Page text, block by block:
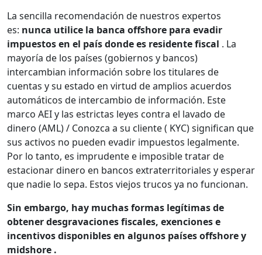
La sencilla recomendación de nuestros expertos
es: nunca utilice la banca offshore para evadir
impuestosen el país donde es residente fiscal . La
mayoría de los países (gobiernos y bancos)
intercambian información sobre los titulares de
cuentas y su estado en virtud de amplios acuerdos
automáticos de intercambio de información. Este
marco AEI y las estrictas leyes contra el lavado de
dinero (AML) / Conozca a su cliente ( KYC) significan que
sus activos no pueden evadir impuestos legalmente.
Por lo tanto, es imprudente e imposible tratar de
estacionar dinero en bancos extraterritoriales y esperar
que nadie lo sepa. Estos viejos trucos ya no funcionan.
Sin embargo, hay muchas formas legítimas de
obtener desgravaciones fiscales, exenciones e
incentivos disponibles en algunos países offshore y
midshore .